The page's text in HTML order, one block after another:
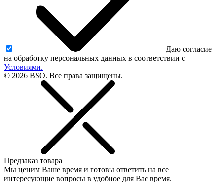
Даю согласие
на обработку персональных данных в соответствии с
Условиями.
© 2026 BSO. Все права защищены.
Предзаказ товара
Мы ценим Ваше время и готовы ответить на все
интересующие вопросы в удобное для Вас время.